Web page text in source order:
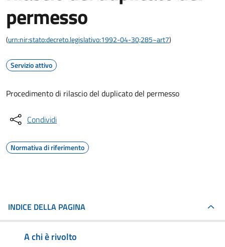
permesso
(urn:nir:stato:decreto.legislativo:1992-04-30;285~art7)
Servizio attivo
Procedimento di rilascio del duplicato del permesso
Condividi
Normativa di riferimento
INDICE DELLA PAGINA
A chi è rivolto